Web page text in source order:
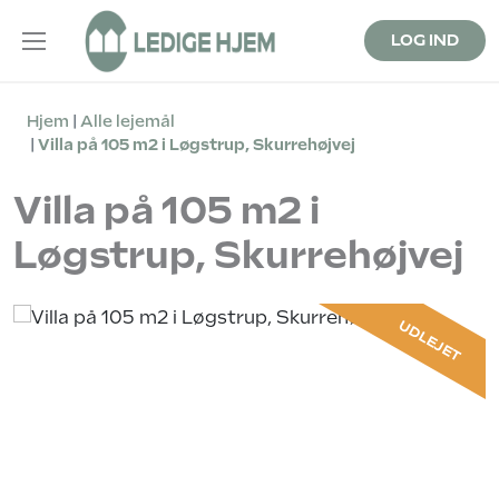
LOG IND
Hjem
Alle lejemål
Villa på 105 m2 i Løgstrup, Skurrehøjvej
Villa på 105 m2 i
Løgstrup, Skurrehøjvej
UDLEJET